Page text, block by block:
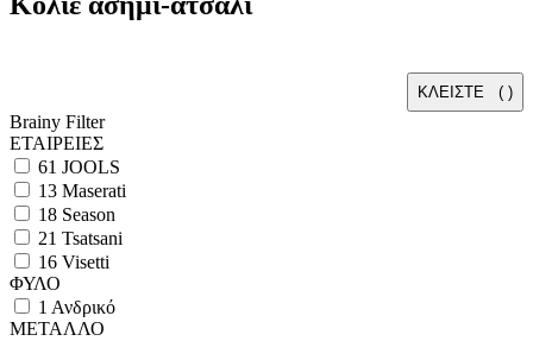
ΚΛΕΙΣΤΕ ( )
Brainy Filter
ΕΤΑΙΡΕΙΕΣ
61 JOOLS
13 Maserati
18 Season
21 Tsatsani
16 Visetti
ΦΥΛΟ
1 Ανδρικό
ΜΕΤΑΛΛΟ